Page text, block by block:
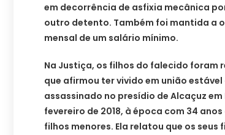
em decorrência de asfixia mecânica
outro detento. Também foi mantida a
mensal de um salário mínimo.
Na Justiça, os filhos do falecido foram
que afirmou ter vivido em união
assassinado no presídio de Alcaçuz
fevereiro de 2018, à época com 34
filhos menores. Ela relatou que os seus